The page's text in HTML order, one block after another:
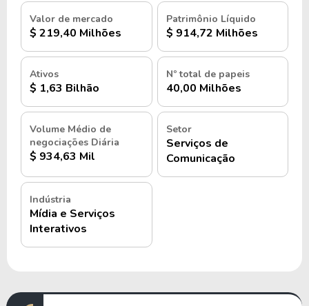
Valor de mercado
$ 219,40 Milhões
Patrimônio Líquido
$ 914,72 Milhões
Ativos
$ 1,63 Bilhão
Nº total de papeis
40,00 Milhões
Volume Médio de
negociações Diária
$ 934,63 Mil
Setor
Serviços de
Comunicação
Indústria
Mídia e Serviços
Interativos